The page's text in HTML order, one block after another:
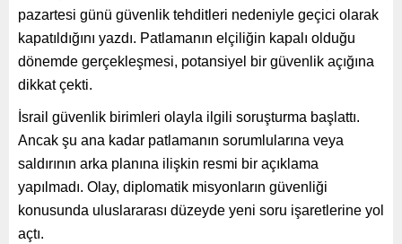
pazartesi günü güvenlik tehditleri nedeniyle geçici olarak
kapatıldığını yazdı. Patlamanın elçiliğin kapalı olduğu
dönemde gerçekleşmesi, potansiyel bir güvenlik açığına
dikkat çekti.
İsrail güvenlik birimleri olayla ilgili soruşturma başlattı.
Ancak şu ana kadar patlamanın sorumlularına veya
saldırının arka planına ilişkin resmi bir açıklama
yapılmadı. Olay, diplomatik misyonların güvenliği
konusunda uluslararası düzeyde yeni soru işaretlerine yol
açtı.